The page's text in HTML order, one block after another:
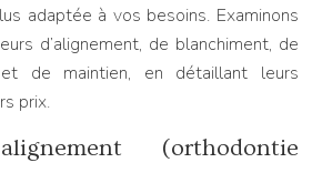
adaptée à vos besoins. Examinons
d’alignement, de blanchiment, de
de maintien, en détaillant leurs
prix.
(orthodontie